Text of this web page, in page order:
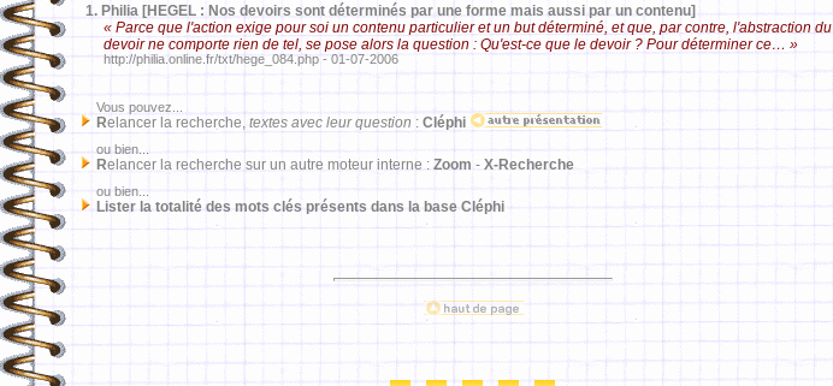
1. Philia [HEGEL : Nos devoirs sont déterminés par une forme mais aussi par un contenu]
« Parce que l'action exige pour soi un contenu particulier et un but déterminé, et que, par contre, l'abstraction du
devoir ne comporte rien de tel, se pose alors la question : Qu'est-ce que le devoir ? Pour déterminer ce… »
http://philia.online.fr/txt/hege_084.php - 01-07-2006
Vous pouvez...
Relancer la recherche, textes avec leur question : Cléphi
ou bien...
Relancer la recherche sur un autre moteur interne : Zoom - X-Recherche
ou bien...
Lister la totalité des mots clés présents dans la base Cléphi